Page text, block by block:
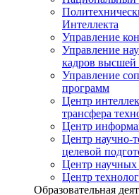
Интеллекта
Управление
Управление
кадров
Управление
программ
Центр
трансфера
Центр
Центр научно-
целевой
Центр научных
Центр
Образовательная